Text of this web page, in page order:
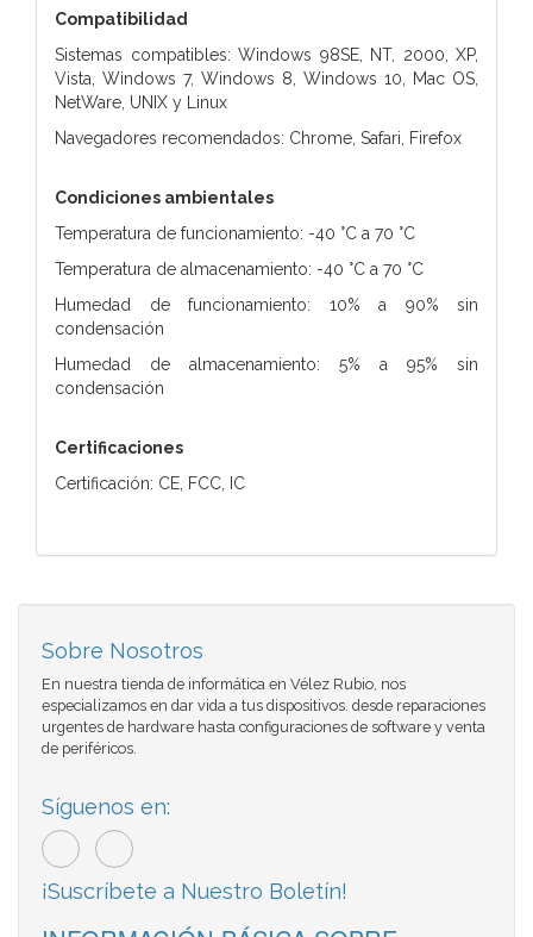
Compatibilidad
Sistemas compatibles: Windows 98SE, NT, 2000, XP,
Vista, Windows 7, Windows 8, Windows 10, Mac OS,
NetWare, UNIX y Linux
Navegadores recomendados: Chrome, Safari, Firefox
Condiciones ambientales
Temperatura de funcionamiento: -40 °C a 70 °C
Temperatura de almacenamiento: -40 °C a 70 °C
Humedad de funcionamiento: 10% a 90% sin
condensación
Humedad de almacenamiento: 5% a 95% sin
condensación
Certificaciones
Certificación: CE, FCC, IC
Sobre Nosotros
En nuestra tienda de informática en Vélez Rubio, nos
especializamos en dar vida a tus dispositivos. desde reparaciones
urgentes de hardware hasta configuraciones de software y venta
de periféricos.
Síguenos en:
¡Suscríbete a Nuestro Boletín!